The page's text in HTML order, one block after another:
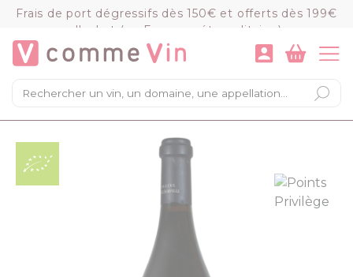
Frais de port dégressifs dès 150€ et offerts dès 199€
d'achat (en France métropolitaine)
×
Mon panier
Chargement du panier...
VOIR LE PANIER COMMANDER
Panneau de gestion des cookies